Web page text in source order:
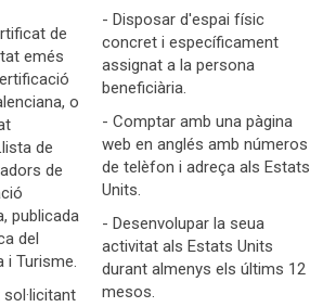
de
emés
o
de
de
publicada
del
i Turisme.
- Disposar d'espai físic
concret i específicament
assignat a la persona
beneficiària.
- Comptar amb una pàgina
web en anglés amb números
de telèfon i adreça als Estats
Units.
- Desenvolupar la seua
activitat als Estats Units
durant almenys els últims 12
mesos.